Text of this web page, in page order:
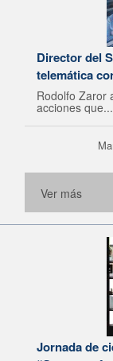
Director del
telemática
Rodolfo Zaror
acciones que...
Ver más
Jornada de